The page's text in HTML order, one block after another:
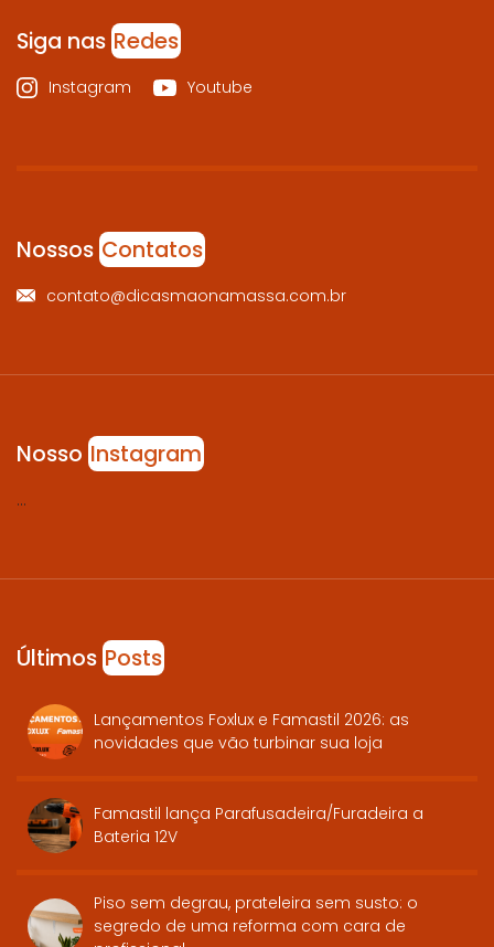
Siga nas Redes
Instagram Youtube
Nossos Contatos
contato@dicasmaonamassa.com.br
Nosso Instagram
…
Últimos Posts
Lançamentos Foxlux e Famastil 2026: as
novidades que vão turbinar sua loja
Famastil lança Parafusadeira/Furadeira a
Bateria 12V
Piso sem degrau, prateleira sem susto: o
segredo de uma reforma com cara de